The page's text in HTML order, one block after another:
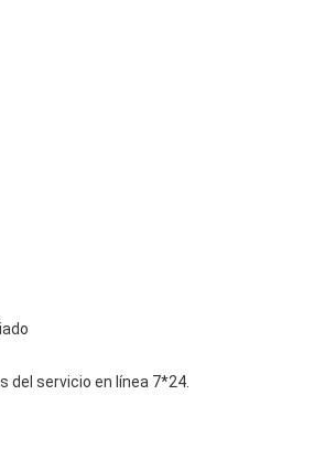
servicio en línea 7*24.